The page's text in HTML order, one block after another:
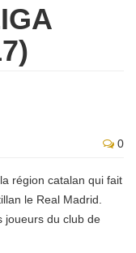
0
région catalan qui fait
le Real Madrid.
joueurs du club de